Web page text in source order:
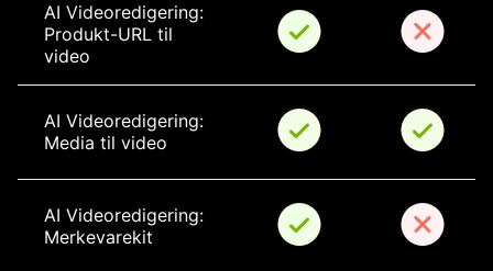
AI Videoredigering:
Produkt-URL til
video
AI Videoredigering:
Media til video
AI Videoredigering:
Merkevarekit